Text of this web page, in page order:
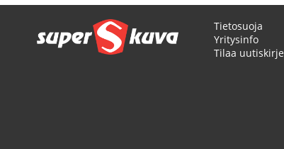
Tietosuoja
Yritysinfo
Tilaa uutiskirje